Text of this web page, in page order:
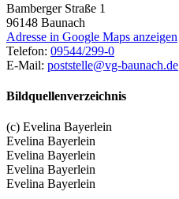
Bamberger Straße 1
96148 Baunach
Adresse in Google Maps anzeigen
Telefon: 09544/299-0
E-Mail: poststelle@vg-baunach.de
Bildquellenverzeichnis
(c) Evelina Bayerlein
Evelina Bayerlein
Evelina Bayerlein
Evelina Bayerlein
Evelina Bayerlein